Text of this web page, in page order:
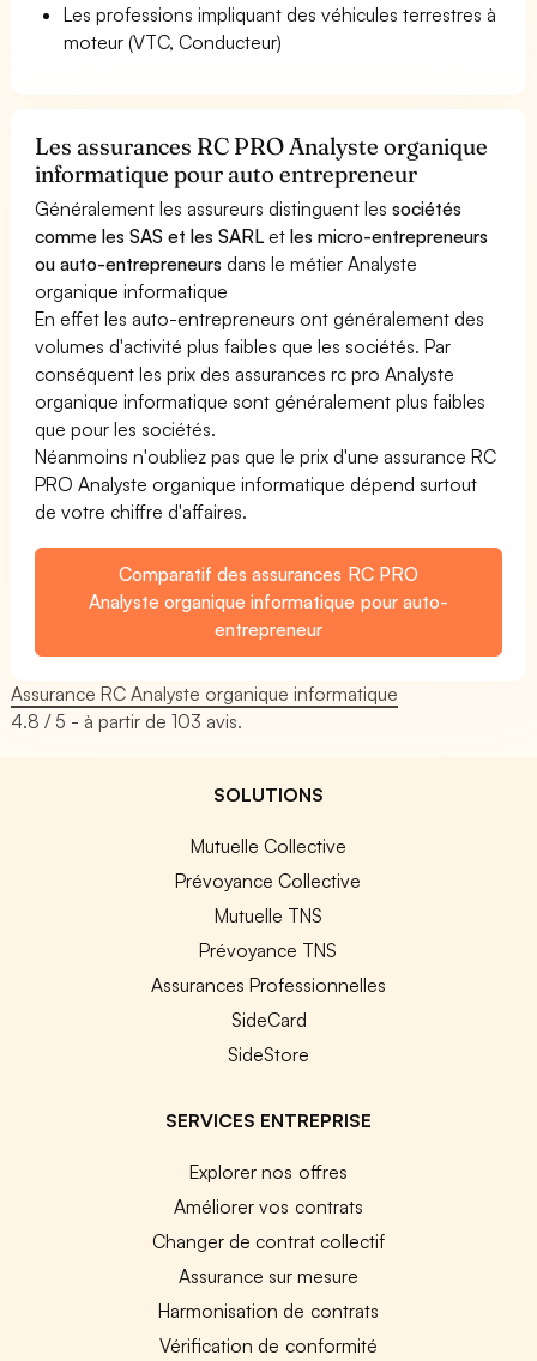
Les professions impliquant des véhicules terrestres à
moteur (VTC, Conducteur)
Les assurances RC PRO Analyste organique
informatique pour auto entrepreneur
Généralement les assureurs distinguent lessociétés
comme les SAS et les SARL etles micro-entrepreneurs
ou auto-entrepreneurs dans le métier Analyste
organique informatique
En effet les auto-entrepreneurs ont généralement des
volumes d'activité plus faibles que les sociétés. Par
conséquent les prix des assurances rc pro Analyste
organique informatique sont généralement plus faibles
que pour les sociétés.
Néanmoins n'oubliez pas que le prix d'une assurance RC
PRO Analyste organique informatique dépend surtout
de votre chiffre d'affaires.
Comparatif des assurances RC PRO
Analyste organique informatique pour auto-
entrepreneur
Assurance RC Analyste organique informatique
4.8 / 5 - à partir de103 avis.
SOLUTIONS
Mutuelle Collective
Prévoyance Collective
Mutuelle TNS
Prévoyance TNS
Assurances Professionnelles
SideCard
SideStore
SERVICES ENTREPRISE
Explorer nos offres
Améliorer vos contrats
Changer de contrat collectif
Assurance sur mesure
Harmonisation de contrats
Vérification de conformité